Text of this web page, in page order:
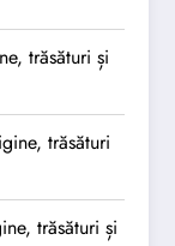
trăsături și
trăsături
trăsături și